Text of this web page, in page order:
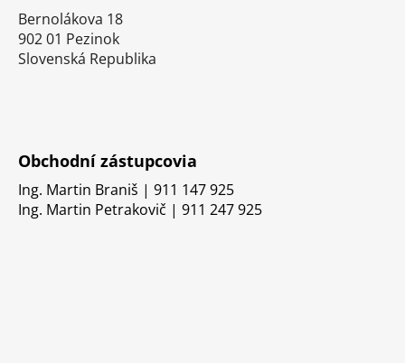
Bernolákova 18
902 01 Pezinok
Slovenská Republika
Obchodní zástupcovia
Ing. Martin Braniš | 911 147 925
Ing. Martin Petrakovič | 911 247 925